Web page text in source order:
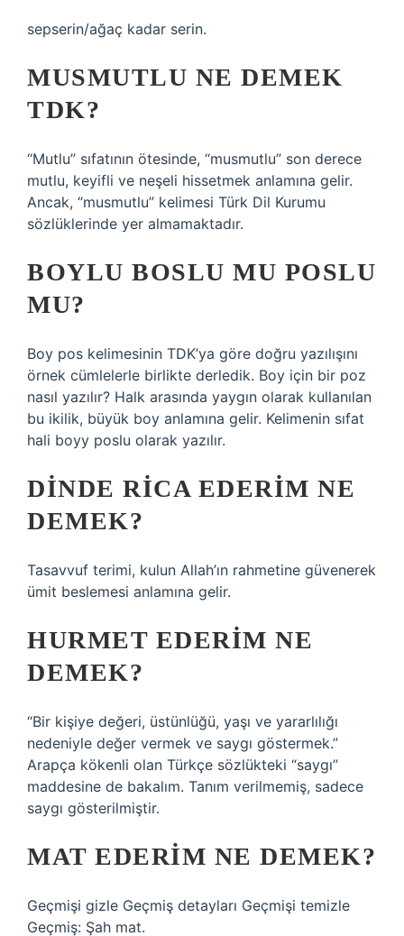
sepserin/ağaç kadar serin.
MUSMUTLU NE DEMEK
TDK?
“Mutlu” sıfatının ötesinde, “musmutlu” son derece
mutlu, keyifli ve neşeli hissetmek anlamına gelir.
Ancak, “musmutlu” kelimesi Türk Dil Kurumu
sözlüklerinde yer almamaktadır.
BOYLU BOSLU MU POSLU
MU?
Boy pos kelimesinin TDK’ya göre doğru yazılışını
örnek cümlelerle birlikte derledik. Boy için bir poz
nasıl yazılır? Halk arasında yaygın olarak kullanılan
bu ikilik, büyük boy anlamına gelir. Kelimenin sıfat
hali boyy poslu olarak yazılır.
DINDE RICA EDERIM NE
DEMEK?
Tasavvuf terimi, kulun Allah’ın rahmetine güvenerek
ümit beslemesi anlamına gelir.
HURMET EDERIM NE
DEMEK?
“Bir kişiye değeri, üstünlüğü, yaşı ve yararlılığı
nedeniyle değer vermek ve saygı göstermek.”
Arapça kökenli olan Türkçe sözlükteki “saygı”
maddesine de bakalım. Tanım verilmemiş, sadece
saygı gösterilmiştir.
MAT EDERIM NE DEMEK?
Geçmişi gizle Geçmiş detayları Geçmişi temizle
Geçmiş: Şah mat.